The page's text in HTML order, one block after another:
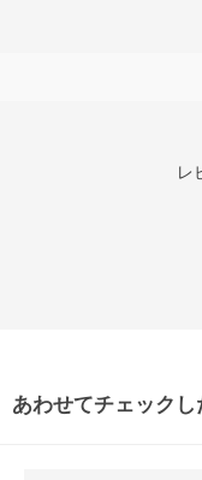
レ
あわせてチェックし